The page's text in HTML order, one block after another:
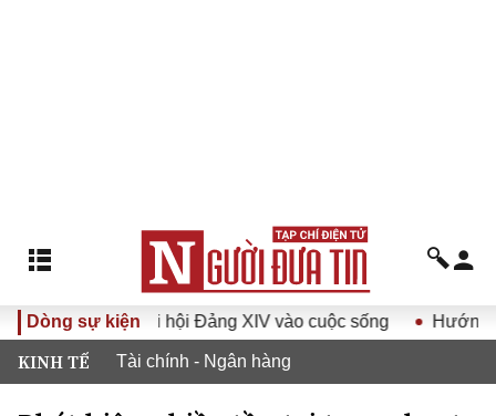
Dòng sự kiện
quyết Đại hội Đảng XIV vào cuộc sống Hướng tới Đại
KINH TẾ Tài chính - Ngân hàng